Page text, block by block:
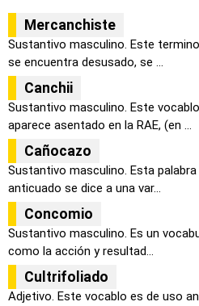
Mercanchiste
Sustantivo masculino. Este
se encuentra desusado, se ...
Canchii
Sustantivo masculino. Este
aparece asentado en la RAE, (en ...
Cañocazo
Sustantivo masculino. Esta
anticuado se dice a una var...
Concomio
Sustantivo masculino. Es un
como la acción y resultad...
Cultrifoliado
Adjetivo. Este vocablo es de uso